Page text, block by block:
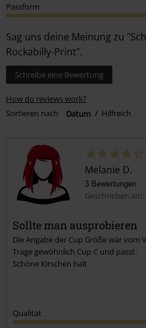
Passform
Sag uns deine Meinung zu
Rockabilly-Print".
Schreibe eine Bewertung
How do reviews work?
Sortieren nach
Datum Hilfreich
Melanie D.
3 Bewertungen
Geschrieben
Sollte man ausprobieren
Die Angabe der Cup Größe wär vom
Trage gewöhnlich Cup C und passt.
Schöne Kirschen halt
Qualität